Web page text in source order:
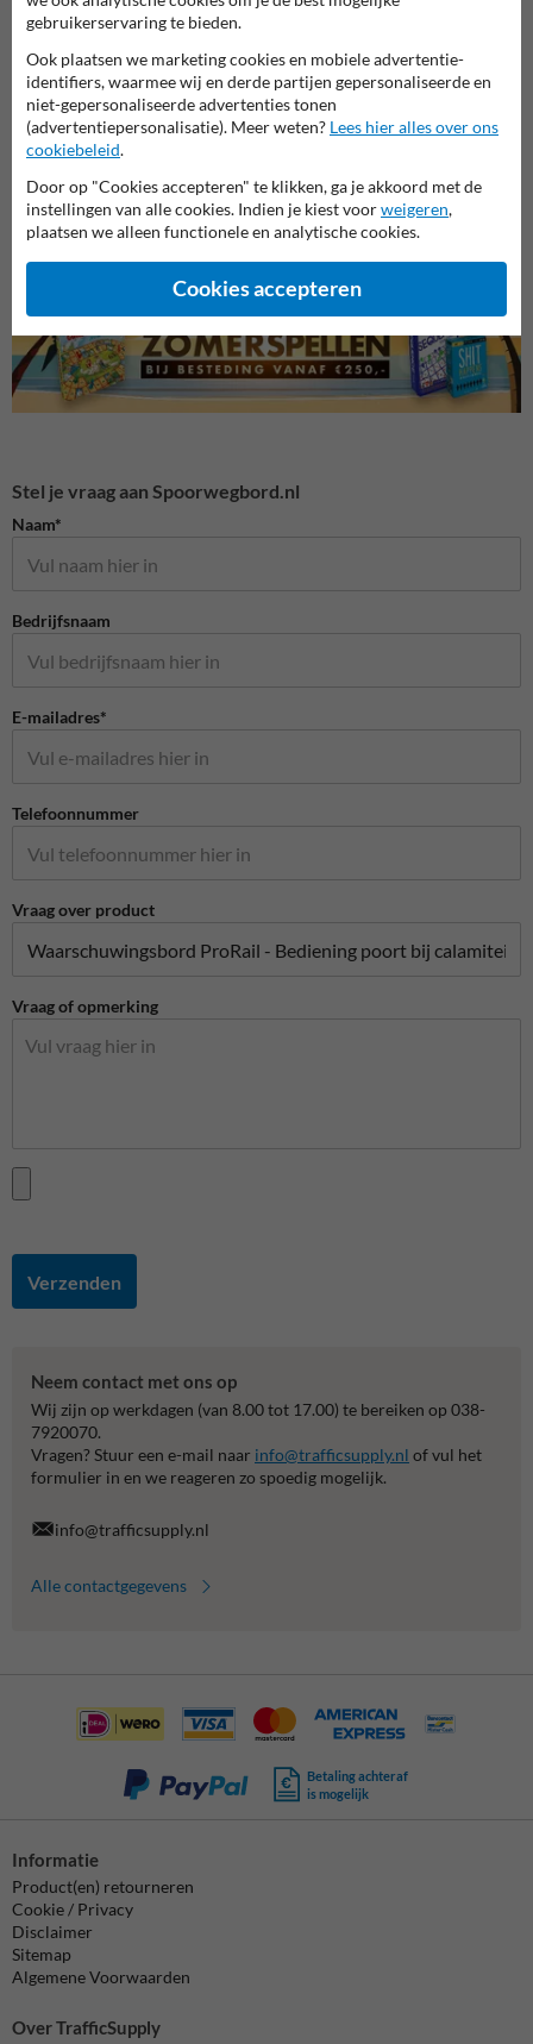
Spoorweg bebording
Stel je vraag aan Spoorwegbord.nl
Naam*
Bedrijfsnaam
E-mailadres*
Telefoonnummer
Vraag over product
Vraag of opmerking
Verzenden
Neem contact met ons op
Wij zijn op werkdagen (van 8.00 tot 17.00) te bereiken op 038-
7920070.
Vragen? Stuur een e-mail naar info@trafficsupply.nl of vul het
formulier in en we reageren zo spoedig mogelijk.
info@trafficsupply.nl
Alle contactgegevens
Betaling achteraf
is mogelijk
Informatie
Product(en) retourneren
Cookie / Privacy
Disclaimer
Sitemap
Algemene Voorwaarden
Over TrafficSupply
gebruikerservaring te bieden.
Ook plaatsen we marketing cookies en mobiele advertentie-
identifiers, waarmee wij en derde partijen gepersonaliseerde en
niet-gepersonaliseerde advertenties tonen
(advertentiepersonalisatie). Meer weten? Lees hier alles over ons
cookiebeleid.
Door op "Cookies accepteren" te klikken, ga je akkoord met de
instellingen van alle cookies. Indien je kiest voorweigeren,
plaatsen we alleen functionele en analytische cookies.
Cookies accepteren